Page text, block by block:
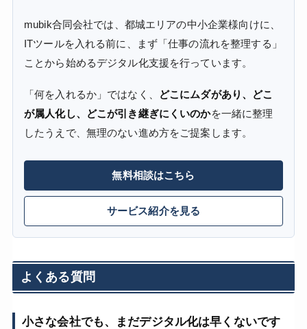
mubik合同会社では、都城エリアの中小企業様向けに、
ITツールを入れる前に、まず「仕事の流れを整理する」
ことから始めるデジタル化支援を行っています。
「何を入れるか」ではなく、
どこにムダがあり、どこ
が属人化し、どこが引き継ぎにくいのかを一緒に整理
したうえで、無理のない進め方をご提案します。
無料相談はこちら
サービス紹介を見る
よくある質問
小さな会社でも、まだデジタル化は早くないです